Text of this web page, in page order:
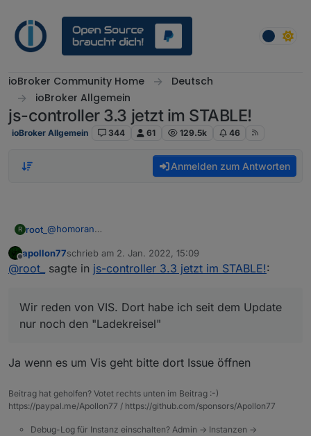
ioBroker Community Home
Deutsch
ioBroker Allgemein
js-controller 3.3 jetzt im STABLE!
ioBroker Allgemein 344 61 129.5k 46
Anmelden zum Antworten
R root_ @homoran
so.
Vor dem update ging es und mit meinem Testsys und
Wir reden von VIS. Dort habe ich seit dem Update nur
noch den "Ladekreisel"
Offline
apollon77schrieb am 2. Jan. 2022, 15:09
zuletzt editiert von
@root_ sagte in js-controller 3.3 jetzt im STABLE!:
Wir reden von VIS. Dort habe ich seit dem Update
nur noch den "Ladekreisel"
Ja wenn es um Vis geht bitte dort Issue öffnen
Beitrag hat geholfen? Votet rechts unten im Beitrag :-)
https://paypal.me/Apollon77 / https://github.com/sponsors/Apollon77
Debug-Log für Instanz einschalten? Admin -> Instanzen ->